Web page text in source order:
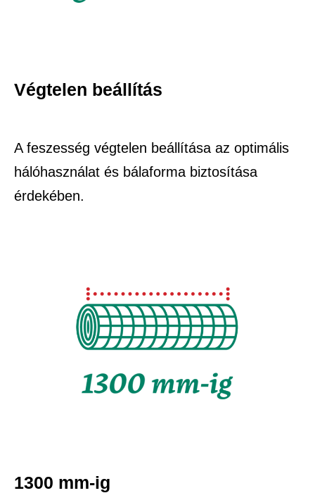
Végtelen beállítás
A feszesség végtelen beállítása az optimális
hálóhasználat és bálaforma biztosítása
érdekében.
1300 mm-ig